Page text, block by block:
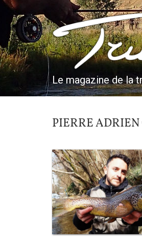
Aller
contenu
principal
Le magazine de la
PIERRE ADRIEN